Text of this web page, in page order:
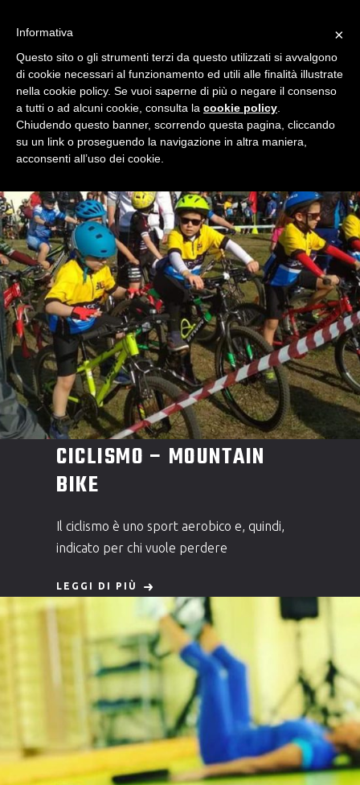
EVENT LIST
CICLISMO – MOUNTAIN
BIKE
Il ciclismo è uno sport aerobico e, quindi,
indicato per chi vuole perdere
LEGGI DI PIÙ
×
Informativa
Questo sito o gli strumenti terzi da questo utilizzati si avvalgono
di cookie necessari al funzionamento ed utili alle finalità illustrate
nella cookie policy. Se vuoi saperne di più o negare il consenso
a tutti o ad alcuni cookie, consulta la cookie policy
Chiudendo questo banner, scorrendo questa pagina, cliccando
su un link o proseguendo la navigazione in altra maniera,
acconsenti all’uso dei cookie.